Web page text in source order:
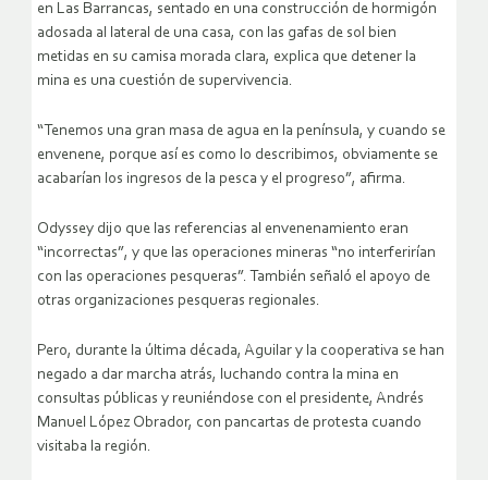
en Las Barrancas, sentado en una construcción de hormigón
adosada al lateral de una casa, con las gafas de sol bien
metidas en su camisa morada clara, explica que detener la
mina es una cuestión de supervivencia.
“Tenemos una gran masa de agua en la península, y cuando se
envenene, porque así es como lo describimos, obviamente se
acabarían los ingresos de la pesca y el progreso”, afirma.
Odyssey dijo que las referencias al envenenamiento eran
“incorrectas”, y que las operaciones mineras “no interferirían
con las operaciones pesqueras”. También señaló el apoyo de
otras organizaciones pesqueras regionales.
Pero, durante la última década, Aguilar y la cooperativa se han
negado a dar marcha atrás, luchando contra la mina en
consultas públicas y reuniéndose con el presidente, Andrés
Manuel López Obrador, con pancartas de protesta cuando
visitaba la región.